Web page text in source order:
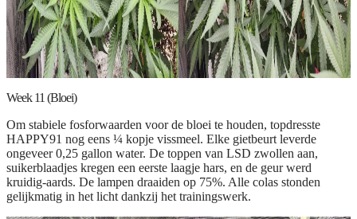
Week 11 (Bloei)
Om stabiele fosforwaarden voor de bloei te houden, topdresste
HAPPY91 nog eens ¼ kopje vissmeel. Elke gietbeurt leverde
ongeveer 0,25 gallon water. De toppen van LSD zwollen aan,
suikerblaadjes kregen een eerste laagje hars, en de geur werd
kruidig-aards. De lampen draaiden op 75%. Alle colas stonden
gelijkmatig in het licht dankzij het trainingswerk.